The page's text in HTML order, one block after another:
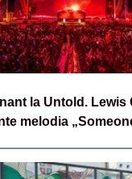
la Untold. Lewis
melodia